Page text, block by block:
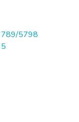
5798